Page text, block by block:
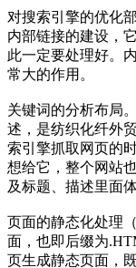
对搜索引擎的优化
内部链接的建设，
此一定要处理好。
常大的作用。
关键词的分析布局
述，是纺织化纤外
索引擎抓取网页的
想给它，整个网站
及标题、描述里面
页面的静态化处理
面，也即后缀为
页生成静态页面，